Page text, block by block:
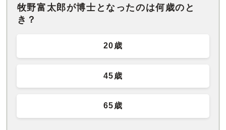
牧野富太郎が博士となったのは何歳のと
き？
20歳
45歳
65歳